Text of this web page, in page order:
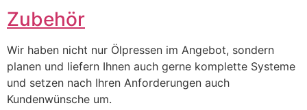
Zubehör
Wir haben nicht nur Ölpressen im Angebot, sondern
planen und liefern Ihnen auch gerne komplette Systeme
und setzen nach Ihren Anforderungen auch
Kundenwünsche um.